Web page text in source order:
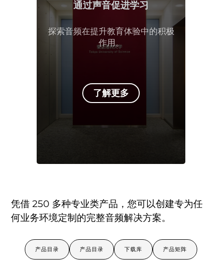
通过声音促进学习
探索音频在提升教育体验中的积极
作用。
了解更多
凭借 250 多种专业类产品，您可以创建专为任
何业务环境定制的完整音频解决方案。
产品目录 产品目录 下载库 产品矩阵